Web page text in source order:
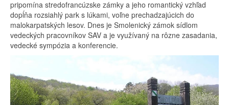
pripomína stredofrancúzske zámky a jeho romantický vzhľad
dopĺňa rozsiahlý park s lúkami, voľne prechadzajúcich do
malokarpatských lesov. Dnes je Smolenický zámok sídlom
vedeckých pracovníkov SAV a je využívaný na rôzne zasadania,
vedecké sympózia a konferencie.